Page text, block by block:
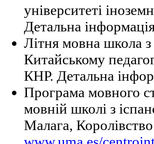
університеті
Детальна
Літня мовна школа
Китайському
КНР. Детальна
Програма мовного
мовній школі з
Малага,